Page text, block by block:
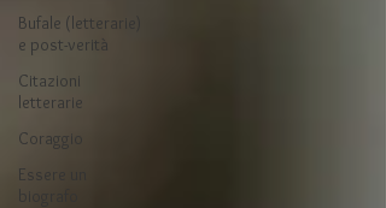
Bufale (letterarie)
e post-verità
Citazioni
letterarie
Coraggio
Essere un
biografo